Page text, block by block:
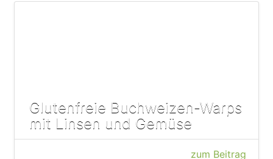
Glutenfreie Buchweizen-Warps
mit Linsen und Gemüse
zum Beitrag